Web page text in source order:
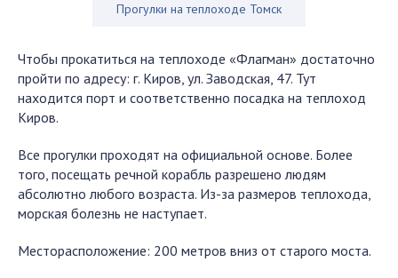
Прогулки на теплоходе Томск
Чтобы прокатиться на теплоходе «Флагман» достаточно
пройти по адресу: г. Киров, ул. Заводская, 47. Тут
находится порт и соответственно посадка на теплоход
Киров.
Все прогулки проходят на официальной основе. Более
того, посещать речной корабль разрешено людям
абсолютно любого возраста. Из-за размеров теплохода,
морская болезнь не наступает.
Месторасположение: 200 метров вниз от старого моста.